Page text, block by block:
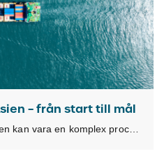
– från start till mål
Att frakta containers från Asien kan vara en komplex process med många steg att hålla